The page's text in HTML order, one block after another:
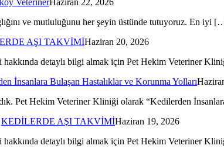
VeterinerHaziran 22, 2026
ve mutluluğunu her şeyin üstünde tutuyoruz. En iyi
AŞI TAKVİMİHaziran 20, 2026
detaylı bilgi almak için Pet Hekim Veteriner
İnsanlara Bulaşan Hastalıklar ve Korunma Yolları
Pet Hekim Veteriner Kliniği olarak “Kedilerden
KEDİLERDE AŞI TAKVİMİHaziran 19, 2026
detaylı bilgi almak için Pet Hekim Veteriner